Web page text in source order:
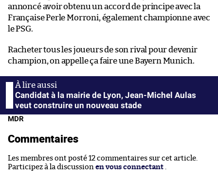
annoncé avoir obtenu un accord de principe avec la
Française Perle Morroni, également championne avec
le PSG.
Racheter tous les joueurs de son rival pour devenir
champion, on appelle ça faire une Bayern Munich.
Candidat à la mairie de Lyon, Jean-Michel Aulas
veut construire un nouveau stade
MDR
Commentaires
Les membres ont posté 12 commentaires sur cet article.
Participez à la discussion en vous connectant